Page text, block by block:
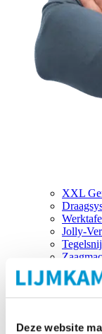
Deze website
XXL
Jolly-
Merken